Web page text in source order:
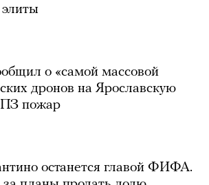
элиты
о «самой массовой
дронов на Ярославскую
пожар
останется главой ФИФА.